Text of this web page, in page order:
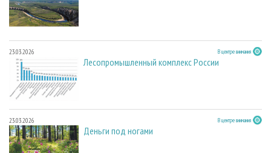
23.03.2026 В центре внимания
Лесопромышленный комплекс России
23.03.2026 В центре внимания
Деньги под ногами